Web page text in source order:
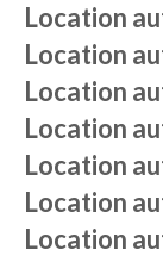
Location
Location
Location
Location
Location
Location
Location